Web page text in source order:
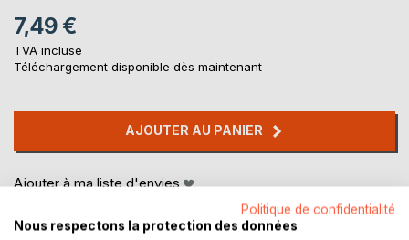
7,49 €
TVA incluse
Téléchargement disponible dès maintenant
AJOUTER AU PANIER
Ajouter à ma liste d'envies
Politique de confidentialité
Nous respectons la protection des données